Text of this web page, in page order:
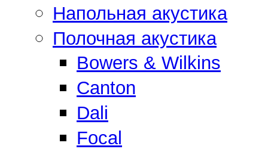
Напольная акустика
Полочная акустика
Bowers & Wilkins
Canton
Dali
Focal